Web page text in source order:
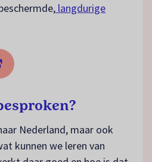
langdurige
tabblad)
Nederland, maar ook
kunnen we leren van